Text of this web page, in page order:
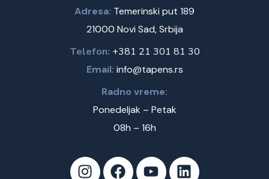
Adresa: Temerinski put 189
21000 Novi Sad, Srbija
Telefon: +381 21 301 81 30
Email: info@tapens.rs
Radno vreme:
Ponedeljak – Petak
08h – 16h